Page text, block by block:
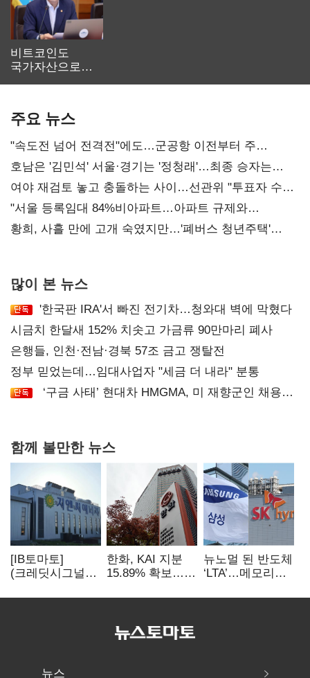
비트코인도
국가자산으로…'
주요 뉴스
"속도전 넘어 전격전"에도…군공항 이전부터 주
52시간까지 '뇌관'
호남은 '김민석' 서울·경기는 '정청래'…최종 승자는
'안갯속'
여야 재검토 놓고 충돌하는 사이…선관위 "투표자 수
오차 당연"
"서울 등록임대 84%비아파트…아파트 규제와
달리해야"
황희, 사흘 만에 고개 숙였지만…'폐버스 청년주택'
많이 본 뉴스
'한국판 IRA'서 빠진 전기차…청와대 벽에 막혔다
시금치 한달새 152% 치솟고 가금류 90만마리 폐사
은행들, 인천·전남·경북 57조 금고 쟁탈전
정부 믿었는데…임대사업자 "세금 더 내라" 분통
‘구금 사태’ 현대차 HMGMA, 미 재향군인 채용
함께 볼만한 뉴스
[IB토마토]
(크레딧시그널)
데이터센터 타고
한화, KAI 지분
15.89% 확보…
신청 예정
뉴노멀 된 반도체
‘LTA’…메모리
54조 선불 계약
뉴스